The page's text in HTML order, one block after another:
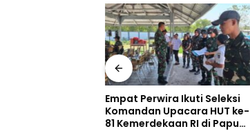
Empat Perwira Ikuti Seleksi
Komandan Upacara HUT ke-
81 Kemerdekaan RI di Papua